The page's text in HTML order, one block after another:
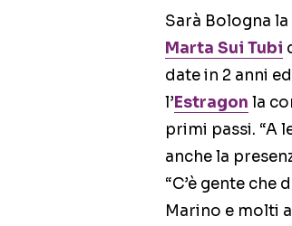
Sarà Bologna
Marta Sui Tubi
date in 2 anni
l’Estragon la
primi passi. “A
anche la
“C’è gente
Marino e molti